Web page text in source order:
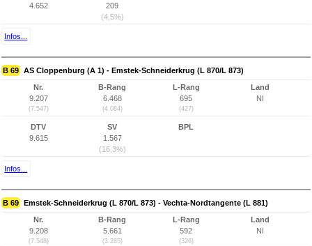
4.652
209
(4,5%)
Infos...
B 69 AS Cloppenburg (A 1) - Emstek-Schneiderkrug (L 870/L 873)
Nr.
9.207
(7.547)
B-Rang
6.468
(4.084)
L-Rang
695
(427)
Land
NI
DTV
9.615
SV
1.567
(16,3%)
BPL
Infos...
B 69 Emstek-Schneiderkrug (L 870/L 873) - Vechta-Nordtangente (L 881)
Nr.
9.208
(7.548)
B-Rang
5.661
(3.285)
L-Rang
592
(326)
Land
NI